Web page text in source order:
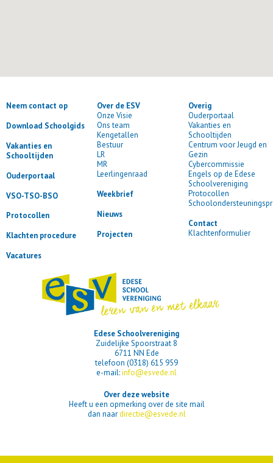
Neem contact op
Download Schoolgids
Vakanties en
Schooltijden
Ouderportaal
VSO-TSO-BSO
Protocollen
Klachten procedure
Vacatures
Over de ESV
Onze Visie
Ons team
Kengetallen
Bestuur
LR
MR
Leerlingenraad
Weekbrief
Nieuws
Projecten
Overig
Ouderportaal
Vakanties en
Schooltijden
Centrum voor Jeugd en
Gezin
Cybercommissie
Engels op de Edese
Schoolvereniging
Protocollen
Contact
Klachtenformulier
Edese Schoolvereniging
Zuidelijke Spoorstraat 8
6711 NN Ede
telefoon (0318) 615 959
e-mail:info@esvede.nl
Over deze website
Heeft u een opmerking over de site mail
dan naardirectie@esvede.nl